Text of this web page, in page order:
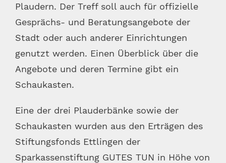
Plaudern. Der Treff soll auch für offizielle
Gesprächs- und Beratungsangebote der
Stadt oder auch anderer Einrichtungen
genutzt werden. Einen Überblick über die
Angebote und deren Termine gibt ein
Schaukasten.
Eine der drei Plauderbänke sowie der
Schaukasten wurden aus den Erträgen des
Stiftungsfonds Ettlingen der
Sparkassenstiftung GUTES TUN in Höhe von